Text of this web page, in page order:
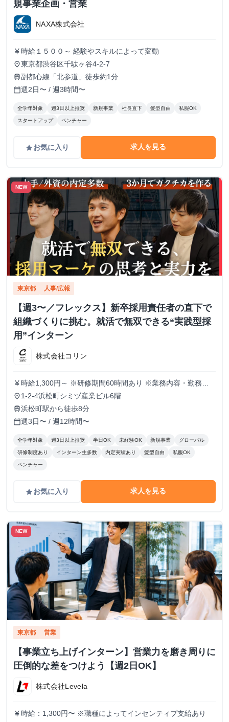
規事業企画・営業
NAXA株式会社
currency_yen 時給１５００～ 経験やスキルによって変動
place東京都渋谷区千駄ヶ谷4-2-7
train副都心線「北参道」徒歩約1分
calendar_today週2日〜 / 週3時間〜
全学年対象 週3日以上推奨 新規事業 社長直下 髪型自由 私服OK
スタートアップ ベンチャー
gradeお気に入り 求人を見る
NEW
東京都 人事/広報
【週3〜／フレックス】新卒採用責任者の直下で
組織づくりに挑む。就活で無双できる“実践型採
用”インターン
株式会社コリン
currency_yen 時給1,300円～ ※研修期間60時間あり ※業務内容・勤務状
況により決定
place 1-2-4浜松町シミヅ産業ビル6階
train浜松町駅から徒歩8分
calendar_today週3日〜 / 週12時間〜
全学年対象 週3日以上推奨 半日OK 未経験OK 新規事業 グローバル
研修制度あり インターン生多数 内定実績あり 髪型自由 私服OK
ベンチャー
gradeお気に入り 求人を見る
NEW
東京都 営業
【事業立ち上げインターン】営業力を磨き周りに
圧倒的な差をつけよう【週2日OK】
株式会社Levela
currency_yen 時給：1,300円〜 ※職種によってインセンティブ支給あり